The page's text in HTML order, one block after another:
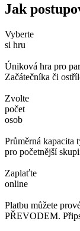
Jak
Vyberte
si hru
Úniková hra pro
Začátečníka či
Zvolte
počet
osob
Průměrná kapacita
pro početnější
Zaplaťte
online
Platbu můžete
PŘEVODEM.